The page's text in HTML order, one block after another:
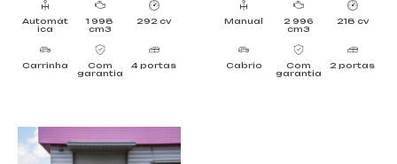
Automát
ica
1 998
cm3
292 cv
Carrinha
Com
garantia
4 portas
Manual
2 996
cm3
218 cv
Cabrio
Com
garantia
2 portas